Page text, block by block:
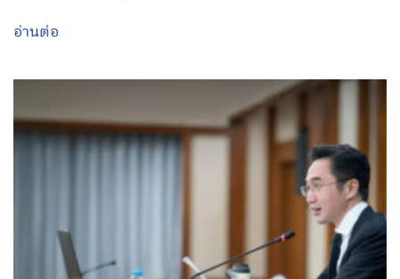
อ่านต่อ